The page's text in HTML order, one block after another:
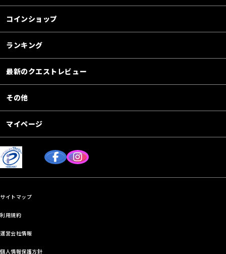
コインショップ
ランキング
最新のクエストレビュー
その他
マイページ
サイトマップ
利用規約
運営会社情報
個人情報保護方針